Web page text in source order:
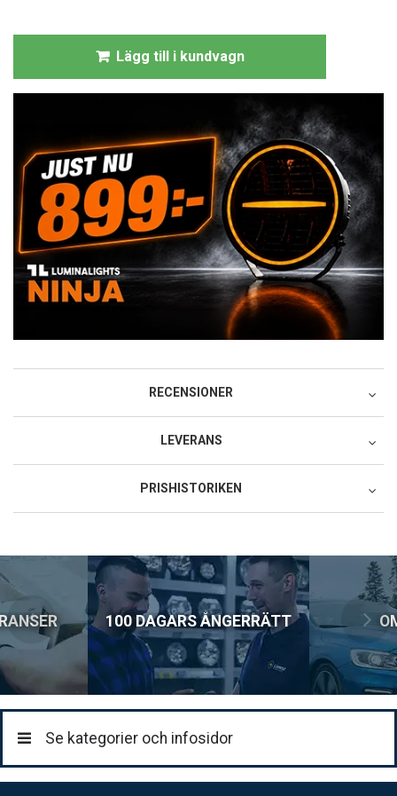
Lägg till i kundvagn
RECENSIONER
LEVERANS
Postnord MyPack Collect
Postnord Parcel (till företag)
129:-
PRISHISTORIKEN
100 DAGARS ÅNGERRÄTT
Se kategorier och infosidor